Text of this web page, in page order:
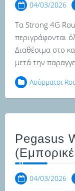
04/03/2026
Τα Strong 4G
περιγράφονται
Διαθέσιμα στο
μετά την
Ασύρματοι
Pegasus
04/03/2026